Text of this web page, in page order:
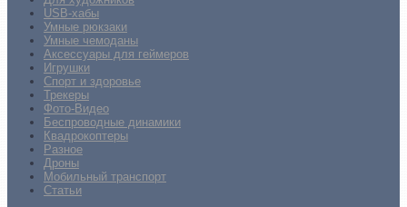
USB-хабы
Умные рюкзаки
Умные чемоданы
Аксессуары для геймеров
Игрушки
Спорт и здоровье
Трекеры
Фото-Видео
Беспроводные динамики
Квадрокоптеры
Разное
Дроны
Мобильный транспорт
Статьи